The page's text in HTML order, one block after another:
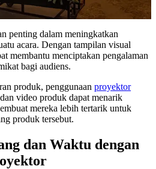
penting dalam meningkatkan
acara. Dengan tampilan visual
membantu menciptakan pengalaman
bagi audiens.
produk, penggunaan proyektor
video produk dapat menarik
mereka lebih tertarik untuk
produk tersebut.
dan Waktu dengan